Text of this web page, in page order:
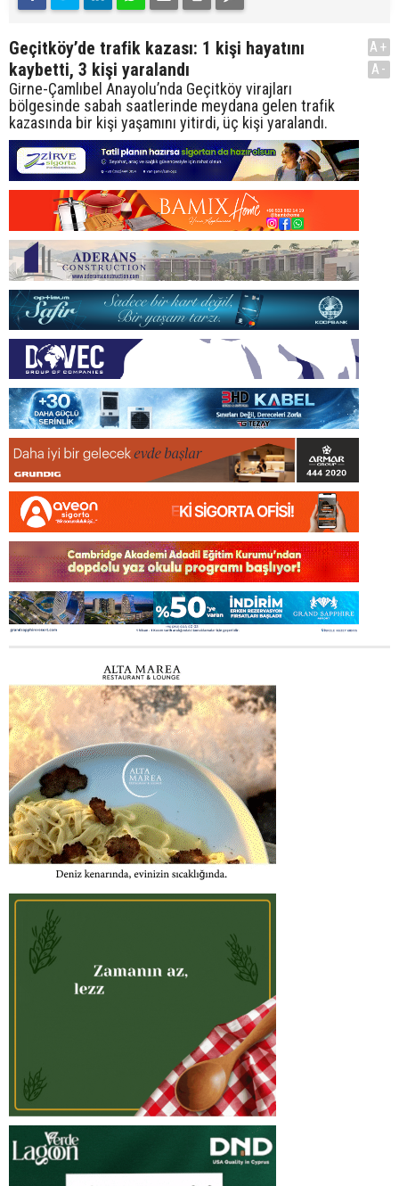
Geçitköy’de trafik kazası: 1 kişi hayatını
kaybetti, 3 kişi yaralandı
Girne-Çamlıbel Anayolu’nda Geçitköy virajları
bölgesinde sabah saatlerinde meydana gelen trafik
kazasında bir kişi yaşamını yitirdi, üç kişi yaralandı.
A+
A-